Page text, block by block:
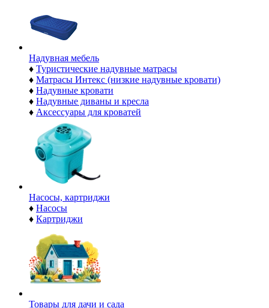
Надувная мебель
♦ Туристические надувные матрасы
♦ Матрасы Интекс (низкие надувные кровати)
♦ Надувные кровати
♦ Надувные диваны и кресла
♦ Аксессуары для кроватей
Насосы, картриджи
♦ Насосы
♦ Картриджи
Товары для дачи и сада